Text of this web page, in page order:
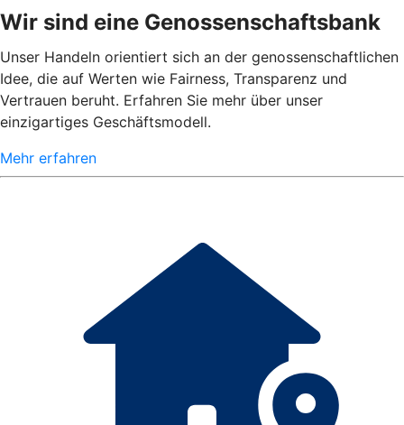
Wir sind eine Genossenschaftsbank
Unser Handeln orientiert sich an der genossenschaftlichen
Idee, die auf Werten wie Fairness, Transparenz und
Vertrauen beruht. Erfahren Sie mehr über unser
einzigartiges Geschäftsmodell.
Mehr erfahren